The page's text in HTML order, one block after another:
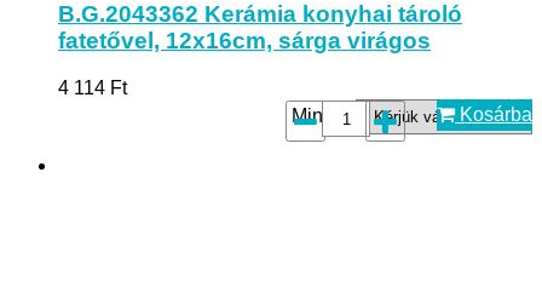
B.G.2043362 Kerámia konyhai tároló
fatetővel, 12x16cm, sárga virágos
4 114 Ft
Minta*:
Kosárba